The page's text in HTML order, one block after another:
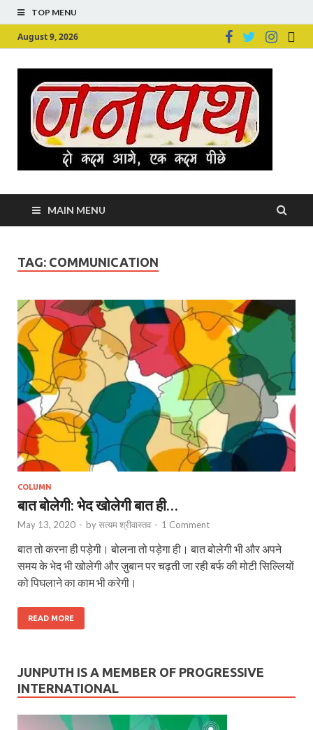
TOP MENU
August 9, 2026
MAIN MENU
TAG: COMMUNICATION
COLUMN
बात बोलेगी: भेद खोलेगी बात ही…
May 13, 2020 - byसत्यम श्रीवास्तव - 1 Comment
बात तो करना ही पड़ेगी। बोलना तो पड़ेगा ही। बात बोलेगी भी और अपने
समय के भेद भी खोलेगी और ज़ुबान पर चढ़ती जा रही बर्फ की मोटी सिल्लियों
को पिघलाने का काम भी करेगी।
READ MORE
JUNPUTH IS A MEMBER OF PROGRESSIVE
INTERNATIONAL